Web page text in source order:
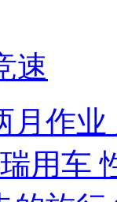
速
月作
用车